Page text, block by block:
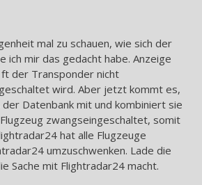
mal zu schauen, wie sich der
ich mir das gedacht habe. Anzeige
ft der Transponder nicht
wird. Aber jetzt kommt es,
Datenbank mit und kombiniert sie
zwangseingeschaltet, somit
hat alle Flugzeuge
umzuschwenken. Lade die
Sache mit Flightradar24 macht.